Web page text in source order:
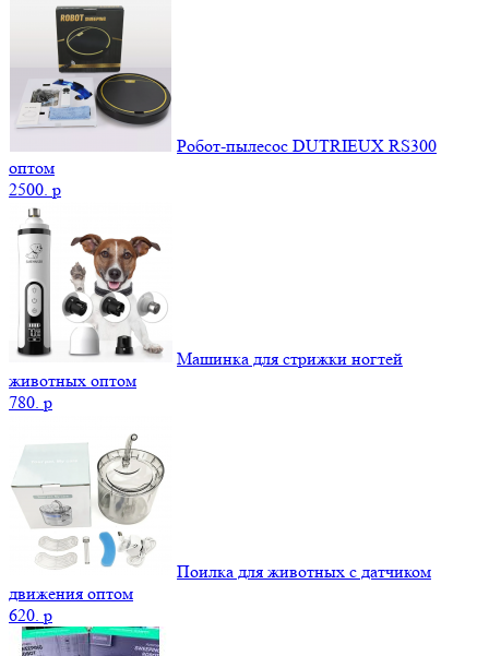
Робот-пылесос DUTRIEUX RS300
оптом
2500. p
Машинка для стрижки ногтей
животных оптом
780. p
Поилка для животных с датчиком
движения оптом
620. p